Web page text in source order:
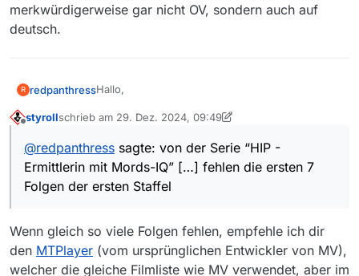
merkwürdigerweise gar nicht OV, sondern auch auf
deutsch.
R redpanthressHallo,
von der Serie “HIP - Ermittlerin mit Mords-IQ”,
“liegend”, fehlen die ersten 7 Folgen der ersten
Staffel (Westwind, Tod in der Badewanne, Blinde
Kuh, Schrecklicher Giftfrosch, Blutgruppe 0
Also sowohl in der Client Version, als auch in der
Webversion von MediathekView.
(Spielt daher wahrscheinlich keine große Rolle -
Über die ARD Mediathek Seite/App sind die
ermittlerin-mit-mords-iq/staffel-
1/Y3JpZDovL25kci5kZS80NzQ0/1
von der Serie in der ARD Mediathek mehr
Versionen der Folgen der anderen Staffeln
vorhanden sind (OV plus nicht-OV) als in
Gruß,
redp.
styrollschrieb am 29. Dez. 2024, 09:49
zuletzt editiert von styroll
@redpanthress sagte: von der Serie “HIP -
Ermittlerin mit Mords-IQ” […] fehlen die ersten 7
Folgen der ersten Staffel
Wenn gleich so viele Folgen fehlen, empfehle ich dir
den MTPlayer (vom ursprünglichen Entwickler von MV),
welcher die gleiche Filmliste wie MV verwendet, aber im